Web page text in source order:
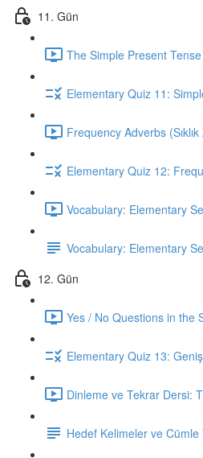
11. Gün
The Simple Present
Elementary Quiz 11:
Frequency Adverbs
Elementary Quiz 12:
Vocabulary: Elementary
Vocabulary: Elementary
12. Gün
Yes / No Questions in the
Elementary Quiz 13:
Dinleme ve Tekrar Dersi:
Hedef Kelimeler ve Cümle